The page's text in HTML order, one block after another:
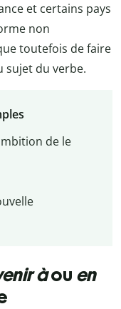
et certains pays
non
toutefois de faire
sujet du verbe.
de le
àou en